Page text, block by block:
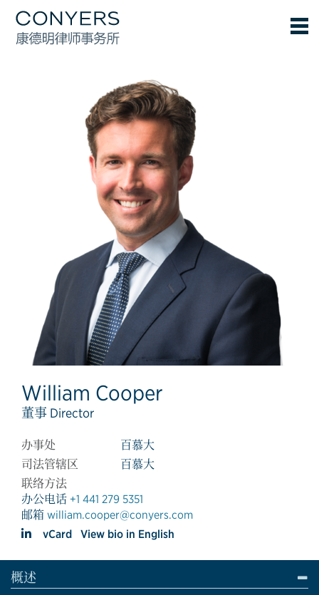
William Cooper
董事 Director
办事处
百慕大
司法管辖区
百慕大
联络方法
办公电话 +1 441 279 5351
邮箱 william.cooper@conyers.com
vCard
View bio in English
概述